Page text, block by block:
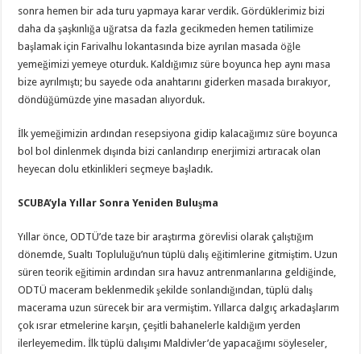
sonra hemen bir ada turu yapmaya karar verdik. Gördüklerimiz bizi
daha da şaşkınlığa uğratsa da fazla gecikmeden hemen tatilimize
başlamak için Farivalhu lokantasında bize ayrılan masada öğle
yemeğimizi yemeye oturduk. Kaldığımız süre boyunca hep aynı masa
bize ayrılmıştı; bu sayede oda anahtarını giderken masada bırakıyor,
döndüğümüzde yine masadan alıyorduk.
İlk yemeğimizin ardından resepsiyona gidip kalacağımız süre boyunca
bol bol dinlenmek dışında bizi canlandırıp enerjimizi artıracak olan
heyecan dolu etkinlikleri seçmeye başladık.
SCUBA’yla Yıllar Sonra Yeniden Buluşma
Yıllar önce, ODTÜ’de taze bir araştırma görevlisi olarak çalıştığım
dönemde, Sualtı Topluluğu’nun tüplü dalış eğitimlerine gitmiştim. Uzun
süren teorik eğitimin ardından sıra havuz antrenmanlarına geldiğinde,
ODTÜ maceram beklenmedik şekilde sonlandığından, tüplü dalış
macerama uzun sürecek bir ara vermiştim. Yıllarca dalgıç arkadaşlarım
çok ısrar etmelerine karşın, çeşitli bahanelerle kaldığım yerden
ilerleyemedim. İlk tüplü dalışımı Maldivler’de yapacağımı söyleseler,